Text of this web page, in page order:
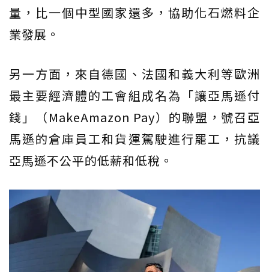
量，比一個中型國家還多，協助化石燃料企
業發展。
另一方面，來自德國、法國和義大利等歐洲
最主要經濟體的工會組成名為「讓亞馬遜付
錢」（MakeAmazon Pay）的聯盟，號召亞
馬遜的倉庫員工和貨運駕駛進行罷工，抗議
亞馬遜不公平的低薪和低稅。